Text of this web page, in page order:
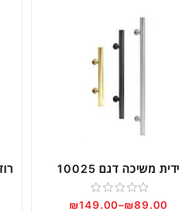
ידית משיכה דגם 10025
דורג₪89.00
–
₪149.00